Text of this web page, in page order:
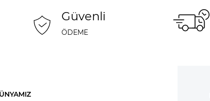
Güvenli
ÖDEME